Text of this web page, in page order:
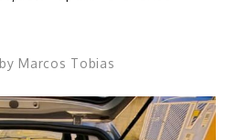
by Marcos Tobias